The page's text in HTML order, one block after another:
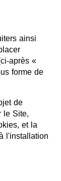
ainsi
après «
forme de
de
le Site,
et la
l'installation